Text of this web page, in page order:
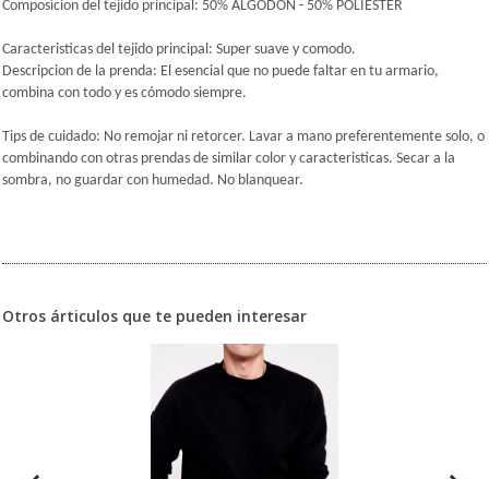
Composicion del tejido principal: 50% ALGODON - 50% POLIESTER
Caracteristicas del tejido principal: Super suave y comodo.
Descripcion de la prenda: El esencial que no puede faltar en tu armario,
combina con todo y es cómodo siempre.
Tips de cuidado: No remojar ni retorcer. Lavar a mano preferentemente solo, o
combinando con otras prendas de similar color y caracteristicas. Secar a la
sombra, no guardar con humedad. No blanquear.
Otros árticulos que te pueden interesar